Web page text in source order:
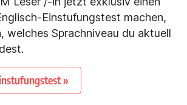
Einstufungstest machen,
welches Sprachniveau du aktuell
»